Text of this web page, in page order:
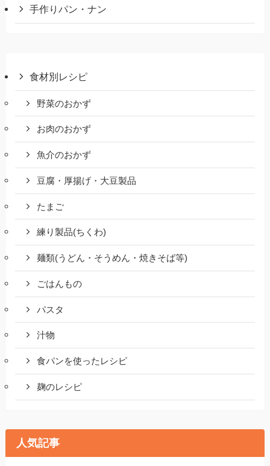
手作りパン・ナン
食材別レシピ
野菜のおかず
お肉のおかず
魚介のおかず
豆腐・厚揚げ・大豆製品
たまご
練り製品(ちくわ)
麺類(うどん・そうめん・焼きそば等)
ごはんもの
パスタ
汁物
食パンを使ったレシピ
麹のレシピ
人気記事